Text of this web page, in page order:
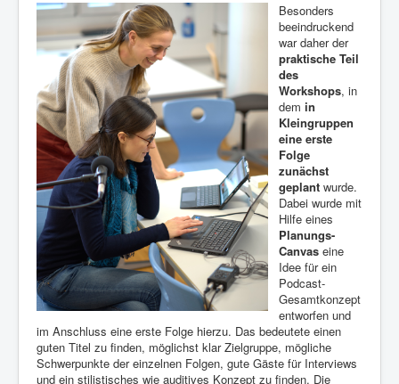
Besonders
beeindruckend
war daher der
praktische Teil
des
Workshops, in
dem in
Kleingruppen
eine erste
Folge
zunächst
geplant wurde.
Dabei wurde mit
Hilfe eines
Planungs-
Canvas eine
Idee für ein
Podcast-
Gesamtkonzept
entworfen und
im Anschluss eine erste Folge hierzu. Das bedeutete einen
guten Titel zu finden, möglichst klar Zielgruppe, mögliche
Schwerpunkte der einzelnen Folgen, gute Gäste für Interviews
und ein stilistisches wie auditives Konzept zu finden. Die